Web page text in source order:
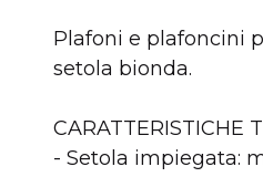
Plafoni e plafoncini
setola bionda.
CARATTERISTICHE
- Setola impiegata: